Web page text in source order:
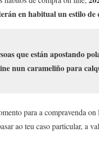
en habitual un estilo
que están apostando
nun carameliño para
para a compravenda
ao teu caso particular, a